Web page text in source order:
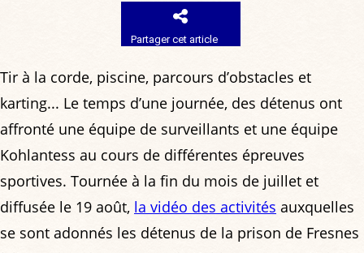
Partager cet article
Tir à la corde, piscine, parcours d’obstacles et
karting... Le temps d’une journée, des détenus ont
affronté une équipe de surveillants et une équipe
Kohlantess au cours de différentes épreuves
sportives. Tournée à la fin du mois de juillet et
diffusée le 19 août, la vidéo des activités auxquelles
se sont adonnés les détenus de la prison de Fresnes